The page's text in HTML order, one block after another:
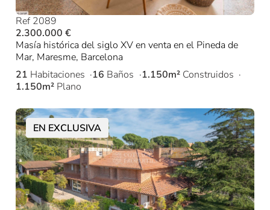
Ref 2089
2.300.000 €
Masía histórica del siglo XV en venta en el Pineda de
Mar, Maresme, Barcelona
21 Habitaciones 16 Baños 1.150m² Construidos
1.150m² Plano
EN EXCLUSIVA